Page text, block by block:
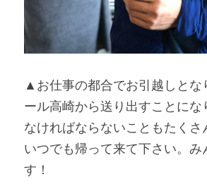
▲お仕事の都合でお引越しとな
ール高崎から送り出すことにな
なければならないこともたくさ
いつでも帰って来て下さい。み
す！